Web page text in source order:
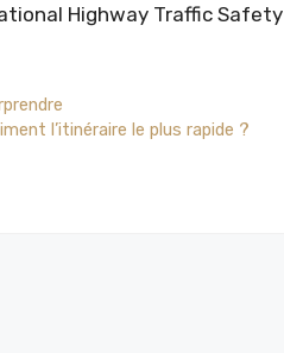
Highway Traffic Safety
l’itinéraire le plus rapide ?